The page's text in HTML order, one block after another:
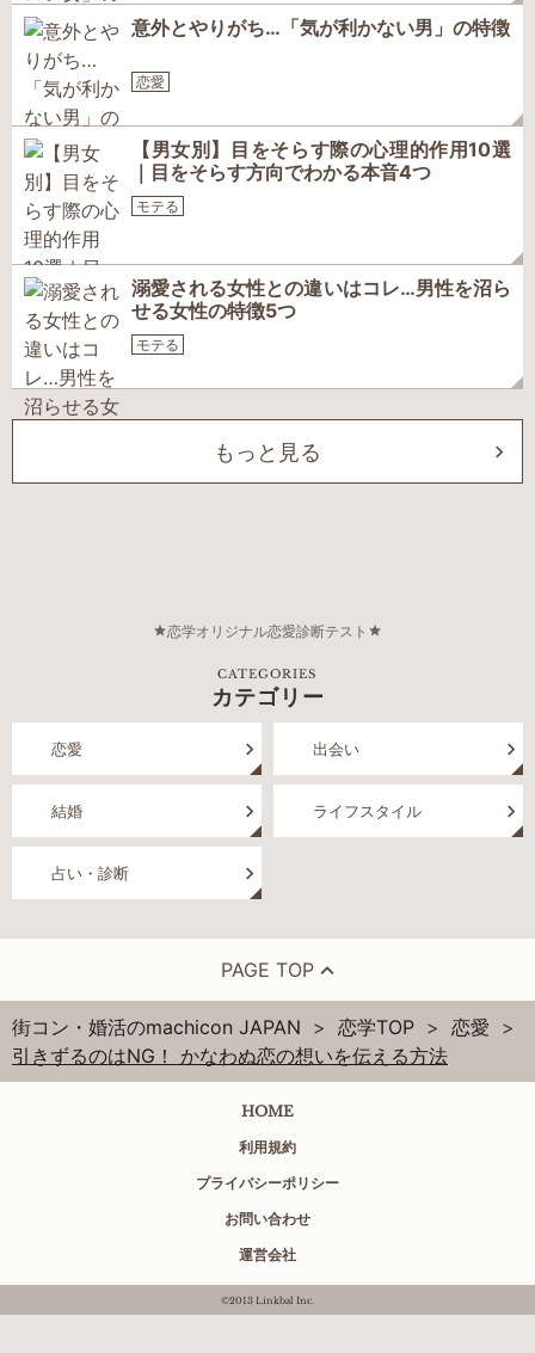
意外とやりがち…「気が利かない男」の特徴
恋愛
【男女別】目をそらす際の心理的作用10選
｜目をそらす方向でわかる本音4つ
モテる
溺愛される女性との違いはコレ…男性を沼ら
せる女性の特徴5つ
モテる
もっと見る
恋学オリジナル恋愛診断テスト
CATEGORIES
カテゴリー
恋愛 出会い
結婚 ライフスタイル
占い・診断
PAGE TOP
街コン・婚活のmachicon JAPAN 恋学TOP
恋愛
引きずるのはNG！ かなわぬ恋の想いを伝える方法
HOME
利用規約
プライバシーポリシー
お問い合わせ
運営会社
©2013 Linkbal Inc.